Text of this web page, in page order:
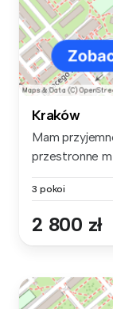
Kraków
Mam
przestronne
3 pokoi
2 800 zł